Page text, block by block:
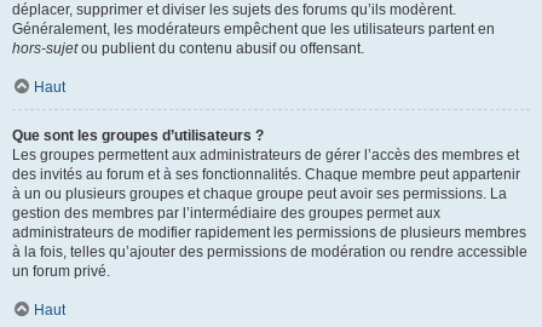
déplacer, supprimer et diviser les sujets des forums qu’ils modèrent.
Généralement, les modérateurs empêchent que les utilisateurs partent en
hors-sujetou publient du contenu abusif ou offensant.
Haut
Que sont les groupes d’utilisateurs ?
Les groupes permettent aux administrateurs de gérer l’accès des membres et
des invités au forum et à ses fonctionnalités. Chaque membre peut appartenir
à un ou plusieurs groupes et chaque groupe peut avoir ses permissions. La
gestion des membres par l’intermédiaire des groupes permet aux
administrateurs de modifier rapidement les permissions de plusieurs membres
à la fois, telles qu’ajouter des permissions de modération ou rendre accessible
un forum privé.
Haut